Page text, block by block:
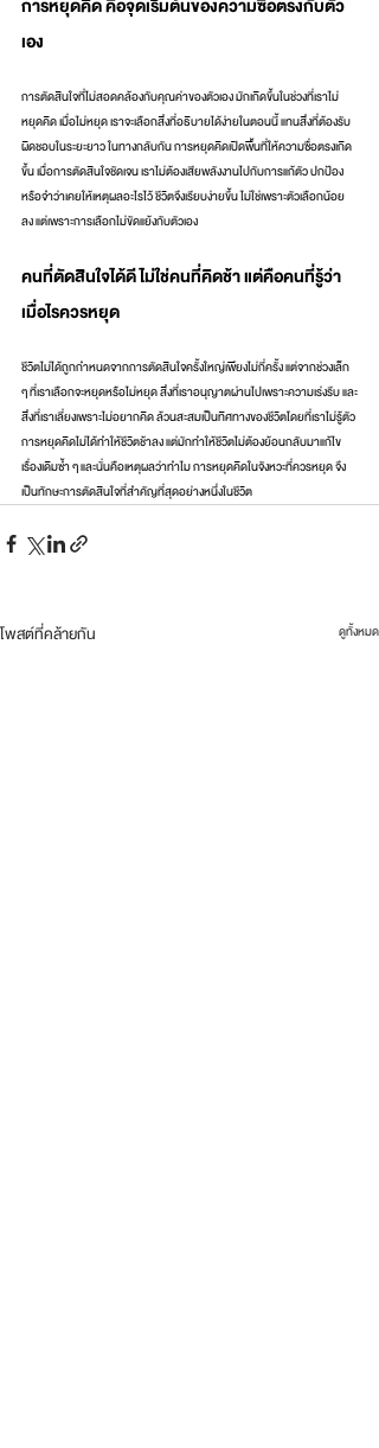
เอง
การตัดสินใจที่ไม่สอดคล้องกับคุณค่าของตัวเอง มักเกิดขึ้นในช่วงที่เราไม่
หยุดคิด เมื่อไม่หยุด เราจะเลือกสิ่งที่อธิบายได้ง่ายในตอนนี้ แทนสิ่งที่ต้องรับ
ผิดชอบในระยะยาว ในทางกลับกัน การหยุดคิดเปิดพื้นที่ให้ความซื่อตรงเกิด
ขึ้น เมื่อการตัดสินใจชัดเจน เราไม่ต้องเสียพลังงานไปกับการแก้ตัว ปกป้อง
หรือจำว่าเคยให้เหตุผลอะไรไว้ ชีวิตจึงเรียบง่ายขึ้น ไม่ใช่เพราะตัวเลือกน้อย
ลง แต่เพราะการเลือกไม่ขัดแย้งกับตัวเอง
คนที่ตัดสินใจได้ดี ไม่ใช่คนที่คิดช้า แต่คือคนที่รู้ว่า
เมื่อไรควรหยุด
ชีวิตไม่ได้ถูกกำหนดจากการตัดสินใจครั้งใหญ่เพียงไม่กี่ครั้ง แต่จากช่วงเล็ก
ๆ ที่เราเลือกจะหยุดหรือไม่หยุด สิ่งที่เราอนุญาตผ่านไปเพราะความเร่งรีบ และ
สิ่งที่เราเลี่ยงเพราะไม่อยากคิด ล้วนสะสมเป็นทิศทางของชีวิตโดยที่เราไม่รู้ตัว
การหยุดคิดไม่ได้ทำให้ชีวิตช้าลง แต่มักทำให้ชีวิตไม่ต้องย้อนกลับมาแก้ไข
เรื่องเดิมซ้ำ ๆ และนั่นคือเหตุผลว่าทำไม การหยุดคิดในจังหวะที่ควรหยุด จึง
เป็นทักษะการตัดสินใจที่สำคัญที่สุดอย่างหนึ่งในชีวิต
โพสต์ที่คล้ายกัน ดูทั้งหมด